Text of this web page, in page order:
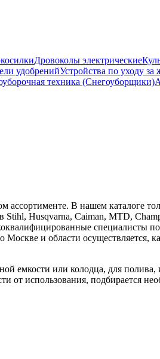
Дровоколы электрические
удобренийУстройства по уходу
техника (Снегоуборщики)
В нашем каталоге
Husqvarna, Caiman, MTD,
специалисты
и области осуществляется,
емкости или колодца, для
от использования, подбирается